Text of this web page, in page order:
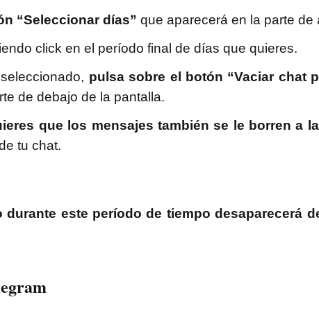
“Seleccionar días” que aparecerá en la parte de
click en el período final de días que quieres.
pulsa sobre el botón “Vaciar chat
de debajo de la pantalla.
que los mensajes también se le borren a
tu chat.
este período de tiempo desaparecerá